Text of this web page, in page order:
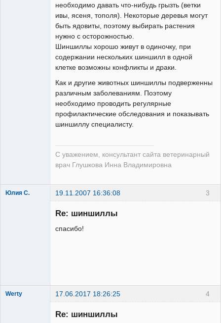
необходимо давать что-нибудь грызть (ветки
ивы, ясеня, тополя). Некоторые деревья могут
быть ядовиты, поэтому выбирать растения
нужно с осторожностью.
Шиншиллы хорошо живут в одиночку, при
содержании нескольких шиншилл в одной
клетке возможны конфликты и драки.
Как и другие животных шиншиллы подверженны
различным заболеваниям. Поэтому
необходимо проводить регулярные
профилактические обследования и показывать
шиншиллу специалисту.
С уважением, консультант сайта ветеринарный
врач Глушкова Инна Владимировна
3
Юлия С. 19.11.2007 16:36:08
Зарегистрированный
Re: шиншиллы
спасибо!
4
Werty 17.06.2017 18:26:25
Re: шиншиллы